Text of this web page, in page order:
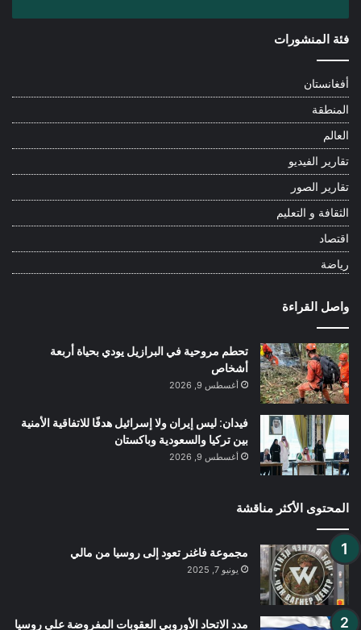
فئة المنشورات
أفغانستان
المنطقة
العالم
تقارير الفيديو
تقارير الصور
الثقافة و التعليم
اقتصاد
رياضة
واصل القراءة
تحطم مروحية في البرازيل يودي بحياة أربعة
أشخاص
أغسطس 9, 2026
فيدان: ليس إيران ولا إسرائيل هدفًا للاتفاقية الأمنية
بين تركيا والسعودية وباكستان
أغسطس 9, 2026
المحتوى الأكثر مناقشة
مجموعة فاغنر تعود إلى روسيا من مالي
يونيو 7, 2025
مدد الاتحاد الأوروبي العقوبات المفروضة على روسيا